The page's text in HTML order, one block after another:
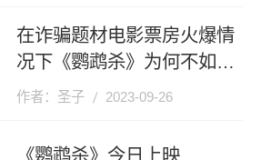
在诈骗题材电影票房火爆情
况下《鹦鹉杀》为何不如预
期呢？
作者：圣子 2023-09-26
《鹦鹉杀》今日上映